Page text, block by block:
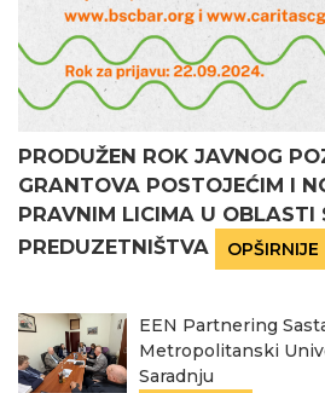
PRODUŽEN ROK JAVNOG
GRANTOVA POSTOJEĆIM I
PRAVNIM LICIMA U OBLASTI
PREDUZETNIŠTVA
OPŠIRNIJE
EEN Partnering
Metropolitanski
Saradnju